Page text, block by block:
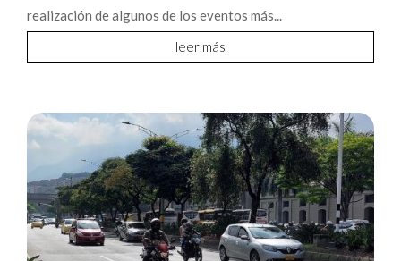
realización de algunos de los eventos más...
leer más